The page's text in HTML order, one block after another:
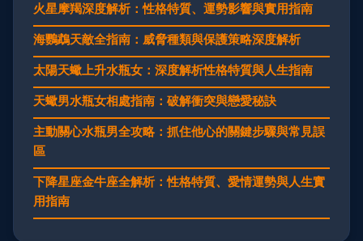
火星摩羯深度解析：性格特質、運勢影響與實用指南
海鸚鵡天敵全指南：威脅種類與保護策略深度解析
太陽天蠍上升水瓶女：深度解析性格特質與人生指南
天蠍男水瓶女相處指南：破解衝突與戀愛秘訣
主動關心水瓶男全攻略：抓住他心的關鍵步驟與常見誤
區
下降星座金牛座全解析：性格特質、愛情運勢與人生實
用指南